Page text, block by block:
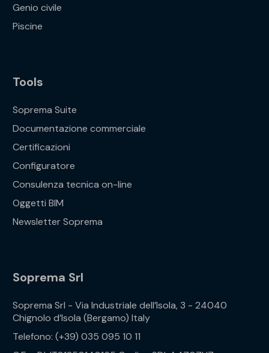
Genio civile
Piscine
Tools
Soprema Suite
Documentazione commerciale
Certificazioni
Configuratore
Consulenza tecnica on-line
Oggetti BIM
Newsletter Soprema
Soprema Srl
Soprema Srl - Via Industriale dell’Isola, 3 - 24040
Chignolo d’Isola (Bergamo) Italy
Telefono: (+39) 035 095 10 11